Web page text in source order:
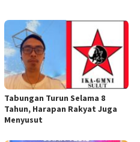
Tabungan Turun Selama 8
Tahun, Harapan Rakyat Juga
Menyusut